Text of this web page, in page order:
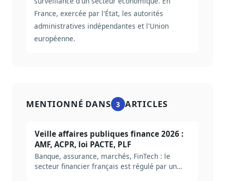
France, exercée par l'État, les autorités
administratives indépendantes et l'Union
européenne.
MENTIONNÉ DANS 3 ARTICLES
Veille affaires publiques finance 2026 :
AMF, ACPR, loi PACTE, PLF
Banque, assurance, marchés, FinTech : le
secteur financier français est régulé par un